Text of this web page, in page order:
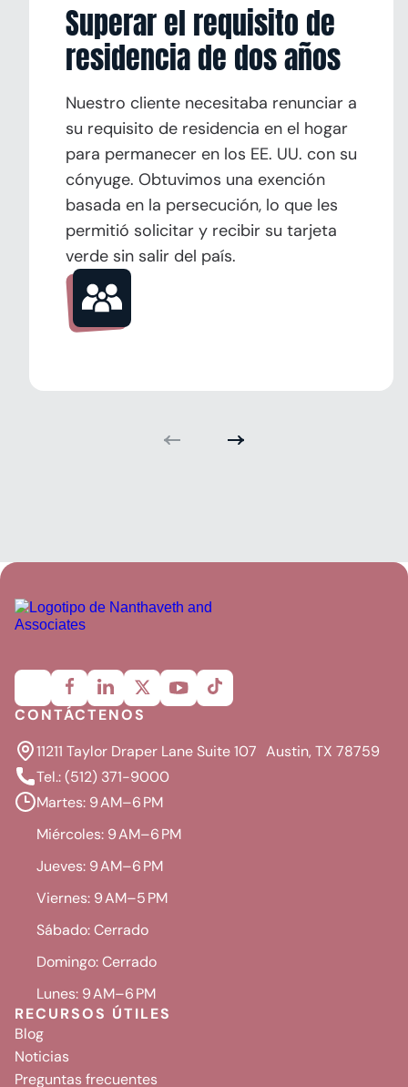
Superar el requisito de
residencia de dos años
Nuestro cliente necesitaba renunciar a
su requisito de residencia en el hogar
para permanecer en los EE. UU. con su
cónyuge. Obtuvimos una exención
basada en la persecución, lo que les
permitió solicitar y recibir su tarjeta
verde sin salir del país.
CONTÁCTENOS
11211 Taylor Draper Lane Suite 107 Austin, TX 78759
Tel.: (512) 371-9000
Martes: 9 AM–6 PM
Miércoles: 9 AM–6 PM
Jueves: 9 AM–6 PM
Viernes: 9 AM–5 PM
Sábado: Cerrado
Domingo: Cerrado
Lunes: 9 AM–6 PM
RECURSOS ÚTILES
Blog
Noticias
Preguntas frecuentes